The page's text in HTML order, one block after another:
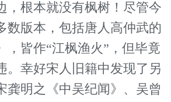
，根本就没有枫树！尽管今
数版本，包括唐人高仲武的
，皆作“江枫渔火”，但毕竟
。幸好宋人旧籍中发现了另
龚明之《中吴纪闻》、吴曾